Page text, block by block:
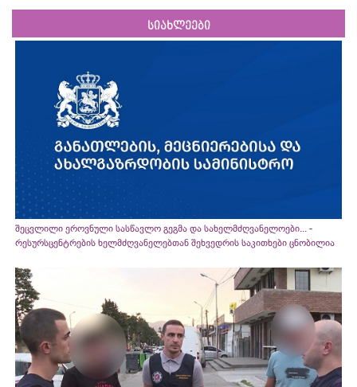
სიახლეები
შეცვლილი ეროვნული სასწავლო გეგმა და სახელმძღვანელოები... -
რესურსცენტრების ხელმძღვანელებთან შეხვედრის საკითხები ცნობილია